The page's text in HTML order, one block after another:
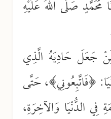
صَلَّى اللهُ عَلَيْهِ
جَعَلَ حَادِيَهُ الَّذِي
﴿فَاتَّبِعُونِي﴾، حَتَّى
الدُّنْيَا وَالآخِرَةِ،